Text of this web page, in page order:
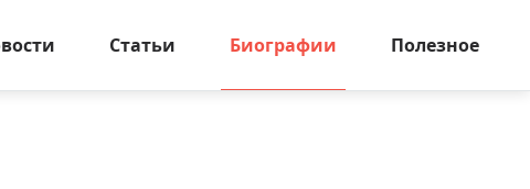
Статьи Биографии Полезное